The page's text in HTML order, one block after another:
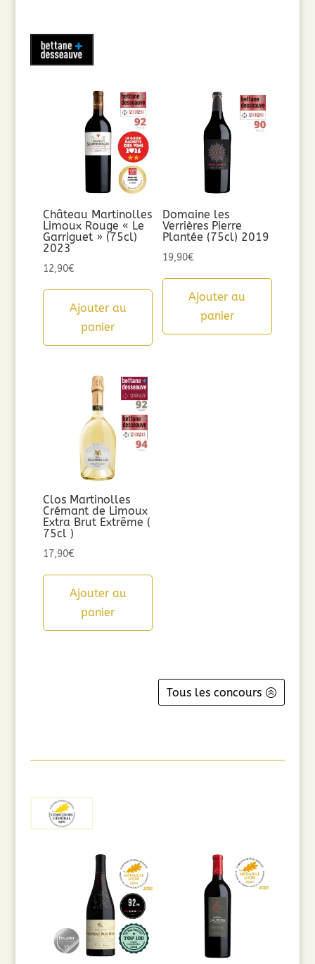
Château Martinolles
Limoux Rouge « Le
Garriguet » (75cl)
2023
12,90€
Ajouter au
panier
Domaine les
Verrières Pierre
Plantée (75cl) 2019
19,90€
Ajouter au
panier
Clos Martinolles
Crémant de Limoux
Extra Brut Extrême (
75cl )
17,90€
Ajouter au
panier
Tous les concours